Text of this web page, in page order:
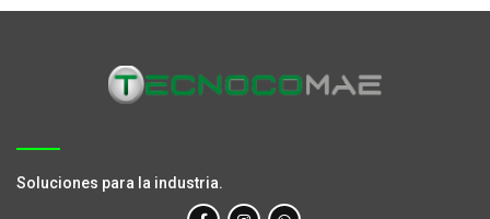
Soluciones para la industria.